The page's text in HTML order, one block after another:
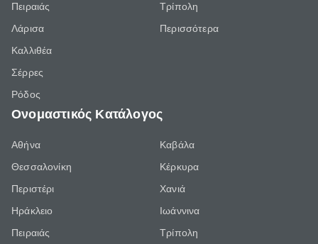
Πειραιάς
Λάρισα
Καλλιθέα
Σέρρες
Ρόδος
Τρίπολη
Περισσότερα
Ονομαστικός Κατάλογος
Αθήνα
Θεσσαλονίκη
Περιστέρι
Ηράκλειο
Πειραιάς
Καβάλα
Κέρκυρα
Χανιά
Ιωάννινα
Τρίπολη